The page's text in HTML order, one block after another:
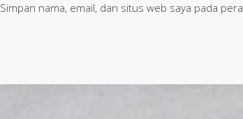
Simpan nama, email, dan situs web saya pada